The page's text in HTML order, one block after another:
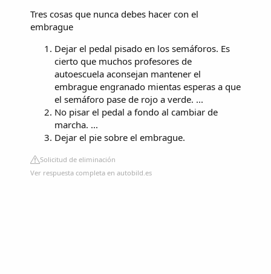
Tres cosas que nunca debes hacer con el
embrague
Dejar el pedal pisado en los semáforos. Es
cierto que muchos profesores de
autoescuela aconsejan mantener el
embrague engranado mientas esperas a que
el semáforo pase de rojo a verde. ...
No pisar el pedal a fondo al cambiar de
marcha. ...
Dejar el pie sobre el embrague.
Solicitud de eliminación
Ver respuesta completa en autobild.es